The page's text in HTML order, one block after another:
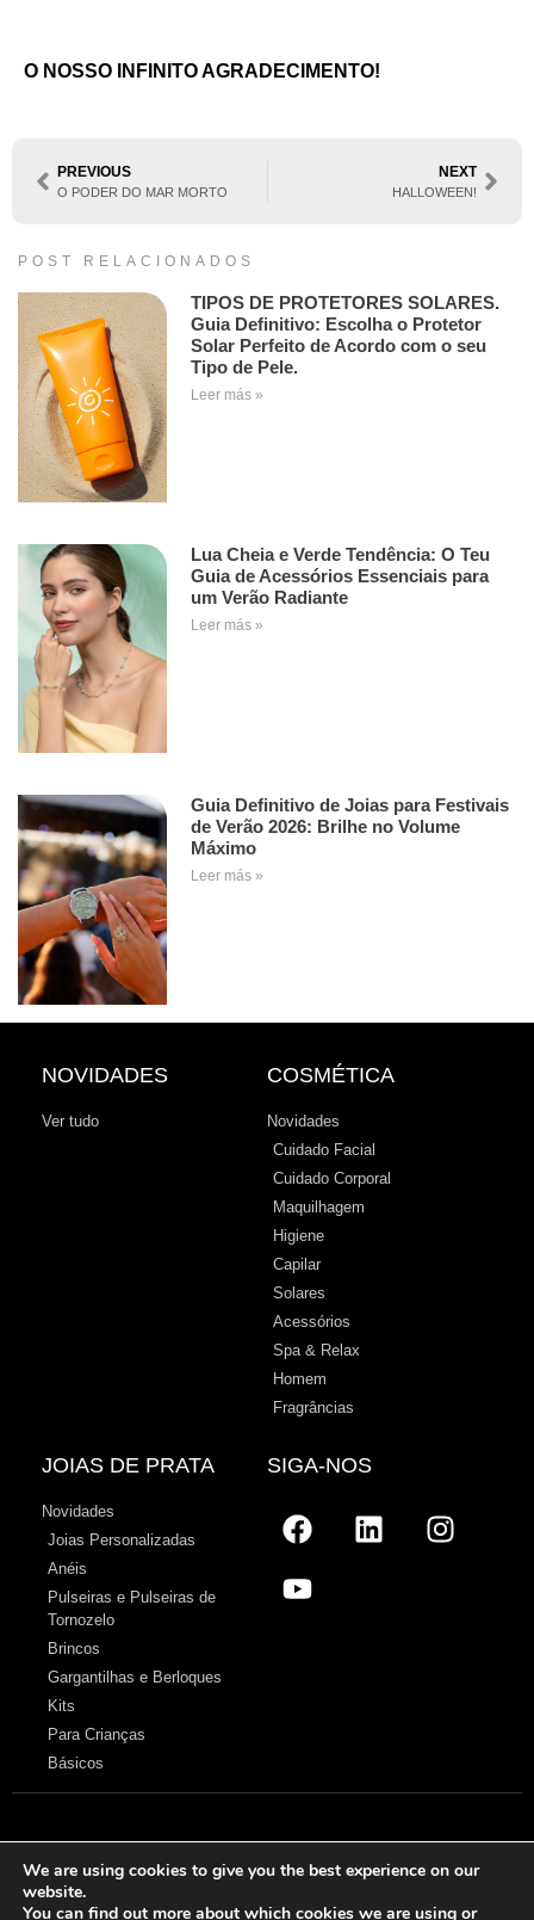
POST RELACIONADOS
TIPOS DE PROTETORES SOLARES.
Guia Definitivo: Escolha o Protetor
Solar Perfeito de Acordo com o seu
Tipo de Pele.
Leer más »
Lua Cheia e Verde Tendência: O Teu
Guia de Acessórios Essenciais para
um Verão Radiante
Leer más »
Guia Definitivo de Joias para Festivais
de Verão 2026: Brilhe no Volume
Máximo
Leer más »
O NOSSO INFINITO AGRADECIMENTO!
PREVIOUS
O PODER DO MAR MORTO
NEXT
HALLOWEEN!
NOVIDADES
Ver tudo
COSMÉTICA
Novidades
Cuidado Facial
Cuidado Corporal
Maquilhagem
Higiene
Capilar
Solares
Acessórios
Spa & Relax
Homem
Fragrâncias
JOIAS DE PRATA
Novidades
Joias Personalizadas
Anéis
Pulseiras e Pulseiras de
Tornozelo
Brincos
Gargantilhas e Berloques
Kits
Para Crianças
Básicos
SIGA-NOS
© 2026 Cristian Lay
We are using cookies to give you the best experience on our
website.
You can find out more about which cookies we are using or